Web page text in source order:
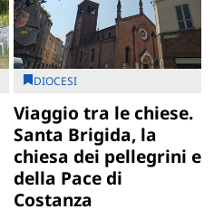
DIOCESI
Viaggio tra le chiese.
Santa Brigida, la
chiesa dei pellegrini e
della Pace di
Costanza